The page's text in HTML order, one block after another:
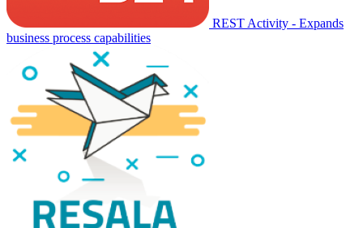
REST Activity - Expands
business process capabilities